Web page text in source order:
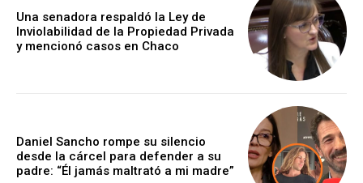
Una senadora respaldó la Ley de
Inviolabilidad de la Propiedad Privada
y mencionó casos en Chaco
Daniel Sancho rompe su silencio
desde la cárcel para defender a su
padre: “Él jamás maltrató a mi madre”